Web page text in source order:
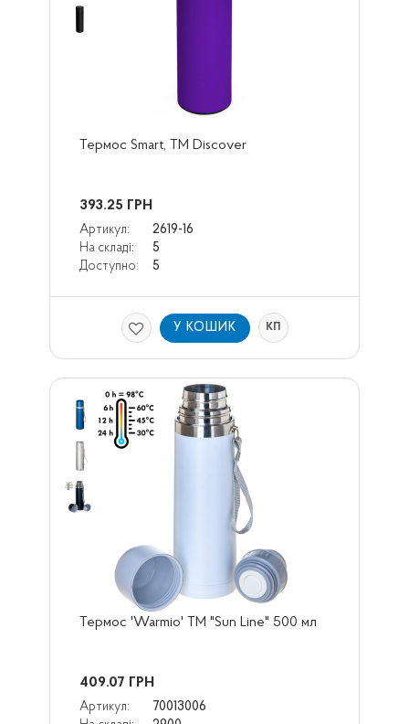
Термос Smart, TM Discover
393.25 ГРН
Артикул:
2619-16
На складі:
5
Доступно:
5
У КОШИК КП
Термос 'Warmio' ТМ "Sun Line" 500 мл
409.07 ГРН
Артикул:
70013006